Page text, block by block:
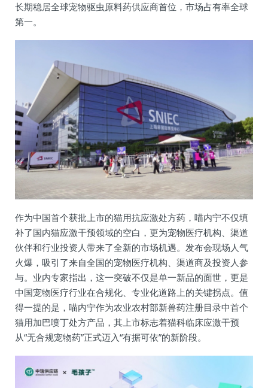
长期稳居全球宠物驱虫原料药供应商首位，市场占有率全球
第一。
作为中国首个获批上市的猫用抗应激处方药，喵内宁不仅填
补了国内猫应激干预领域的空白，更为宠物医疗机构、渠道
伙伴和行业投资人带来了全新的市场机遇。发布会现场人气
火爆，吸引了来自全国的宠物医疗机构、渠道商及投资人参
与。业内专家指出，这一突破不仅是单一新品的面世，更是
中国宠物医疗行业在合规化、专业化道路上的关键拐点。值
得一提的是，喵内宁作为农业农村部新兽药注册目录中首个
猫用加巴喷丁处方产品，其上市标志着猫科临床应激干预
从“无合规宠物药”正式迈入“有据可依”的新阶段。